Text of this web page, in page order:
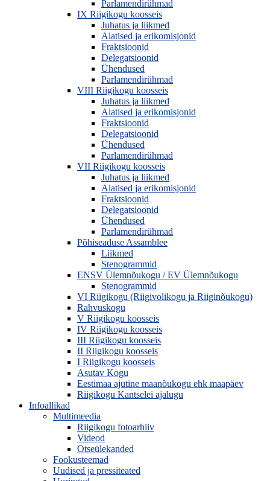
Parlamendirühmad
IX Riigikogu koosseis
Juhatus ja liikmed
Alatised ja erikomisjonid
Fraktsioonid
Delegatsioonid
Ühendused
Parlamendirühmad
VIII Riigikogu koosseis
Juhatus ja liikmed
Alatised ja erikomisjonid
Fraktsioonid
Delegatsioonid
Ühendused
Parlamendirühmad
VII Riigikogu koosseis
Juhatus ja liikmed
Alatised ja erikomisjonid
Fraktsioonid
Delegatsioonid
Ühendused
Parlamendirühmad
Põhiseaduse Assamblee
Liikmed
Stenogrammid
ENSV Ülemnõukogu / EV Ülemnõukogu
Stenogrammid
VI Riigikogu (Riigivolikogu ja Riiginõukogu)
Rahvuskogu
V Riigikogu koosseis
IV Riigikogu koosseis
III Riigikogu koosseis
II Riigikogu koosseis
I Riigikogu koosseis
Asutav Kogu
Eestimaa ajutine maanõukogu ehk maapäev
Riigikogu Kantselei ajalugu
Infoallikad
Multimeedia
Riigikogu fotoarhiiv
Videod
Otseülekanded
Fookusteemad
Uudised ja pressiteated